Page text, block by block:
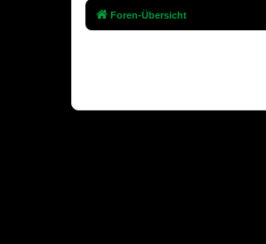
Foren-Übersicht